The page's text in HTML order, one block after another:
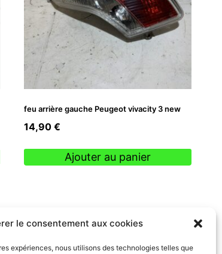
le consentement aux cookies
expériences, nous utilisons des technologies telles que
feu arrière gauche Peugeot vivacity 3 new
14,90 €
Ajouter au panier